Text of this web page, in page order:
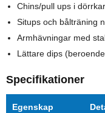
Chins/pull ups i
Situps och bålträning
Armhävningar med
Lättare dips
Specifikationer
Egenskap